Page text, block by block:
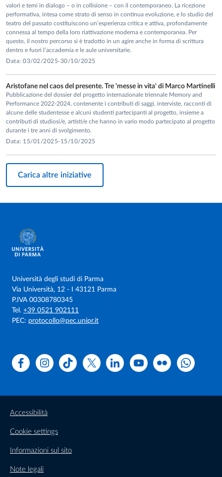
valori e temi in dialogo – o in collisione – con il contemporaneo. La ricezione
performativa, intesa come strato di senso in continua evoluzione, e lo studio del
teatro del passato costituiscono un’esperienza critica e attiva, profondamente
connessa al tempo della loro riattivazione moderna e contemporanea. Per
questo, il nostro percorso si è tradotto in un agire anche in forma di scrittura
dentro e fuori l’accademia e le aule universitarie.
Data: 03/02/2025-30/10/2025
Aristofane nel caos del presente. Tre 'messe in vita' di Marco Martinelli
Pubblicazione del dossier del progetto internazionale triennale Memory and
Performance 2022-2024, contenente i contributi di saggi, interviste, racconti di
alcune delle studentesse e alcuni studenti partecipanti al progetto, insieme a
contributi di studiosi/e, artisti/e che hanno in vario modo partecipato al progetto
durante i tre anni di svolgimento.
Data: 15/01/2025-15/10/2025
Carica altre iniziative
Università degli studi di Parma
Via Università, 12 - I 43121 Parma
P.IVA 00308780345
Tel. +39 0521 902111
PEC: protocollo@pec.unipr.it
FacebookInstagramTikTok X LinkedinYoutubeFlickr
Accessibilità
Cookie settings
Informazioni sul sito
Note legali